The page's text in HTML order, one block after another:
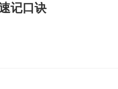
记口诀